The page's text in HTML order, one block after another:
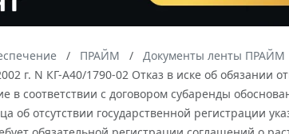
ПРАЙМ Документы ленты ПРАЙМ
г. N КГ-А40/1790-02 Отказ в иске об обязании
соответствии с договором субаренды
об отсутствии государственной регистрации